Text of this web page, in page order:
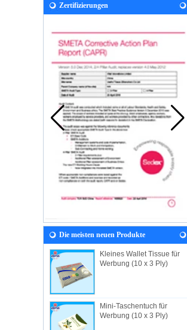
Zertifizierungen
Die meisten neuen Produkte
Kleines Wallet Tissue für
Werbung (10 x 3 Ply)
Mini-Taschentuch für
Werbung (10 x 3 Ply)